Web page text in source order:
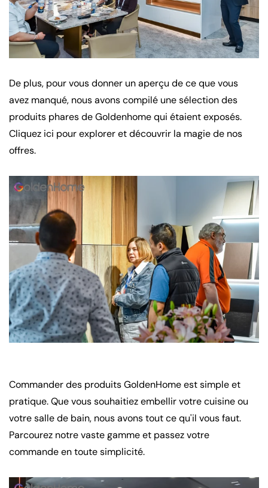
De plus, pour vous donner un aperçu de ce que vous
avez manqué, nous avons compilé une sélection des
produits phares de Goldenhome qui étaient exposés.
Cliquez ici pour explorer et découvrir la magie de nos
offres.
Commander des produits GoldenHome est simple et
pratique. Que vous souhaitiez embellir votre cuisine ou
votre salle de bain, nous avons tout ce qu'il vous faut.
Parcourez notre vaste gamme et passez votre
commande en toute simplicité.